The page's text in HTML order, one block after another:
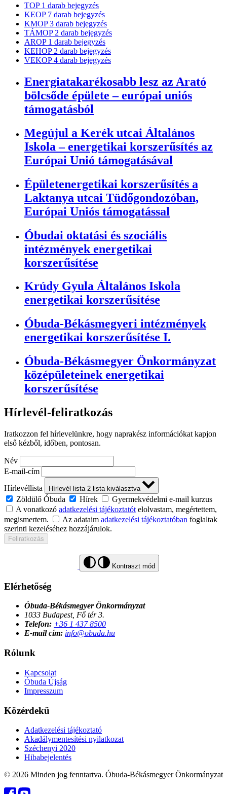
TOP 1 darab bejegyzés
KEOP 7 darab bejegyzés
KMOP3 darab bejegyzés
TÁMOP 2 darab bejegyzés
AROP 1 darab bejegyzés
KEHOP 2 darab bejegyzés
VEKOP4 darab bejegyzés
Energiatakarékosabb lesz az Arató
bölcsőde épülete – európai uniós
támogatásból
Megújul a Kerék utcai Általános
Iskola – energetikai korszerűsítés az
Európai Unió támogatásával
Épületenergetikai korszerűsítés a
Laktanya utcai Tüdőgondozóban,
Európai Uniós támogatással
Óbudai oktatási és szociális
intézmények energetikai
korszerűsítése
Krúdy Gyula Általános Iskola
energetikai korszerűsítése
Óbuda-Békásmegyeri intézmények
energetikai korszerűsítése I.
Óbuda-Békásmegyer Önkormányzat
középületeinek energetikai
korszerűsítése
Hírlevél-feliratkozás
Iratkozzon fel hírlevelünkre, hogy naprakész információkat kapjon
első kézből, időben, pontosan.
Név
E-mail-cím
Hírlevéllista
Hírlevél lista 2 lista kiválasztva
Zöldülő Óbuda Hírek
Gyermekvédelmi e-mail kurzus
A vonatkozó adatkezelési tájékoztatót elolvastam, megértettem,
megismertem.
Az adataim adatkezelési tájékoztatóban foglaltak
szerinti kezeléséhez hozzájárulok.
Feliratkozás
Kontraszt mód
Elérhetőség
Óbuda-Békásmegyer Önkormányzat
1033 Budapest, Fő tér 3.
Telefon: +36 1 437 8500
E-mail cím: info@obuda.hu
Rólunk
Kapcsolat
Óbuda Újság
Impresszum
Közérdekű
Adatkezelési tájékoztató
Akadálymentesítési nyilatkozat
Széchenyi 2020
Hibabejelentés
© 2026 Minden jog fenntartva. Óbuda-Békásmegyer Önkormányzat